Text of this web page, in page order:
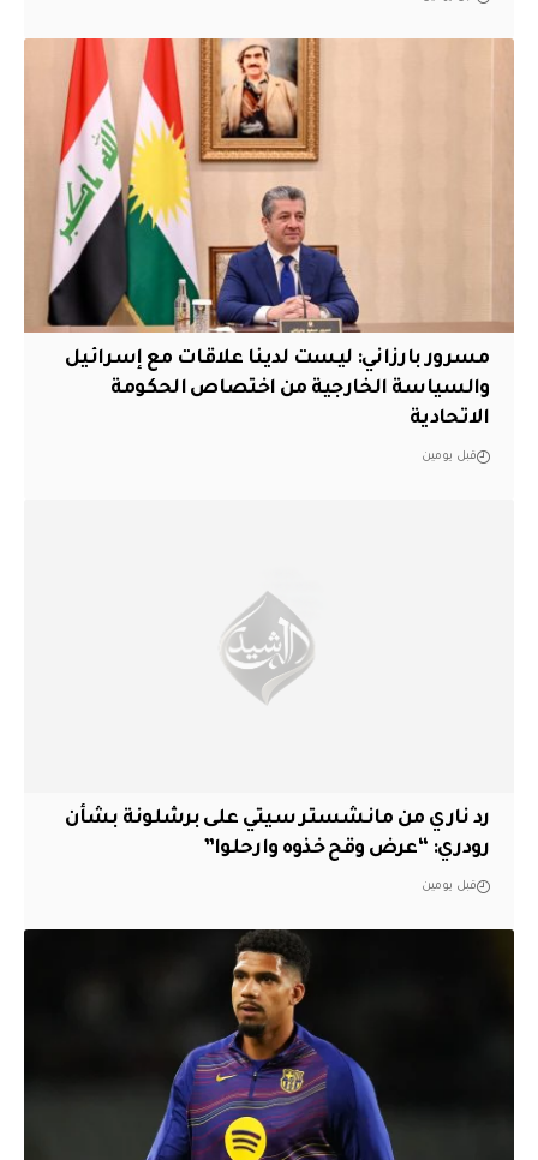
مسرور بارزاني: ليست لدينا علاقات مع إسرائيل
والسياسة الخارجية من اختصاص الحكومة
الاتحادية
قبل يومين
رد ناري من مانشستر سيتي على برشلونة بشأن
رودري: “عرض وقح خذوه وارحلوا”
قبل يومين